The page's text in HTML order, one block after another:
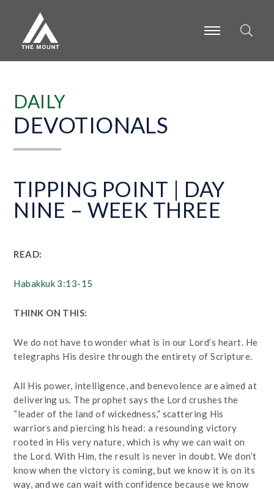
-
-
DAILY
DEVOTIONALS
TIPPING POINT | DAY
NINE – WEEK THREE
READ:
Habakkuk 3:13-15
THINK ON THIS:
We do not have to wonder what is in our Lord’s heart. He
telegraphs His desire through the entirety of Scripture.
All His power, intelligence, and benevolence are aimed at
delivering us. The prophet says the Lord crushes the
“leader of the land of wickedness,” scattering His
warriors and piercing his head: a resounding victory
rooted in His very nature, which is why we can wait on
the Lord. With Him, the result is never in doubt. We don’t
know when the victory is coming, but we know it is on its
way, and we can wait with confidence because we know